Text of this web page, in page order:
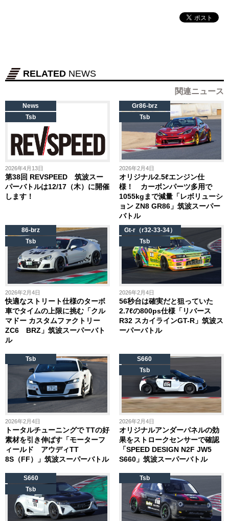
RELATED NEWS
関連ニュース
2026年4月13日
第38回 REVSPEED 筑波スー
パーバトルは12/17（木）に開催
します！
News
Tsb
2026年2月4日
オリジナル2.5ℓエンジン仕
様！ カーボンパーツ多用で
1055kgまで減量「レボリューシ
ョン ZN8 GR86」筑波スーパー
バトル
Gr86-brz
Tsb
2026年2月4日
快適なストリート仕様のターボ
車でタイムの上限に挑む「クル
マドー カスタムファクトリー
ZC6 BRZ」筑波スーパーバト
ル
86-brz
Tsb
2026年2月4日
56秒台は確実だと狙っていた
2.7ℓの800ps仕様「リバース
R32 スカイラインGT-R」筑波ス
ーパーバトル
Gt-r（r32-33-34）
Tsb
2026年2月4日
トータルチューニングで TTの好
素材を引き伸ばす「モーターフ
ィールド アウディTT
8S（FF）」筑波スーパーバトル
Tsb
2026年2月4日
オリジナルアンダーパネルの効
果をストロークセンサーで確認
「SPEED DESIGN N2F JW5
S660」筑波スーパーバトル
S660
Tsb
S660
Tsb
Tsb